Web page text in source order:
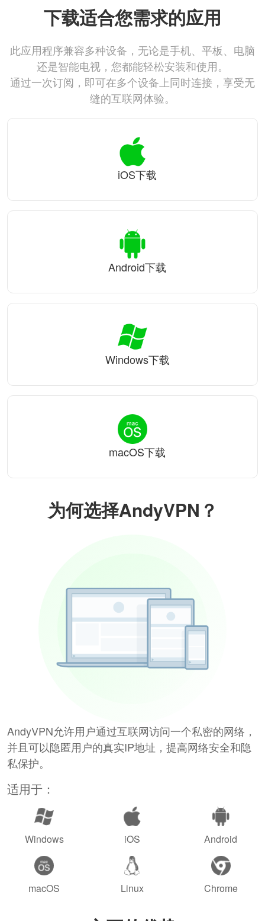
为何选择AndyVPN？
AndyVPN允许用户通过互联网访问一个私密的网络，
并且可以隐匿用户的真实IP地址，提高网络安全和隐
私保护。
适用于：
Windows iOS Android
macOS Linux Chrome
下载适合您需求的应用
此应用程序兼容多种设备，无论是手机、平板、电脑
还是智能电视，您都能轻松安装和使用。
通过一次订阅，即可在多个设备上同时连接，享受无
缝的互联网体验。
iOS下载
Android下载
Windows下载
macOS下载